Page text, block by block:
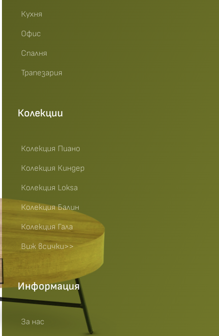
Кухня
Офис
Спалня
Трапезария
Колекции
Колекция Пиано
Колекция Киндер
Колекция Loksa
Колекция Балин
Колекция Гала
Виж всички>>
Информация
За нас